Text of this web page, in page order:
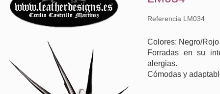
Referencia LM034
Colores: Negro/Rojo
Forradas en su
alergias.
Cómodas y